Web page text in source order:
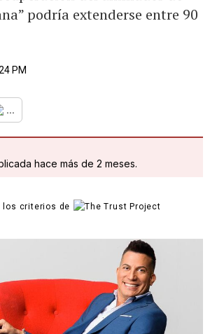
podría extenderse entre 90
PM
...
hace más de 2 meses.
los criterios de